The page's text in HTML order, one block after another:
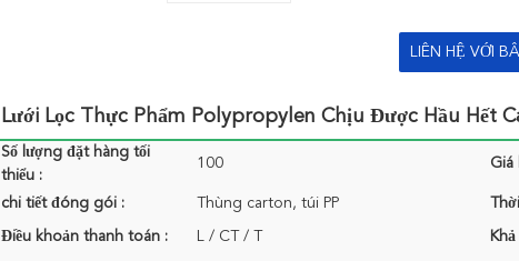
LIÊN HỆ VỚI
Lưới Lọc Thực Phẩm Polypropylen Chịu Được Hầu Hết
Số lượng đặt hàng tối
thiểu :
100 Giá
chi tiết đóng gói : Thùng carton, túi PP
Điều khoản thanh toán : L / CT / T